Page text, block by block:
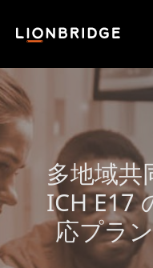
多地域共
ICH E17
応プラ